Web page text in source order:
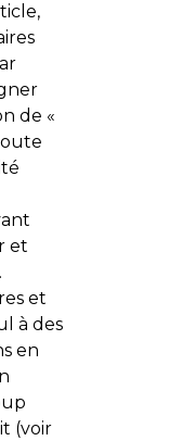
de «
et
et
à des
en
(voir